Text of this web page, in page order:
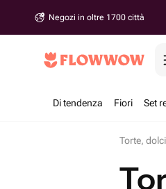
Negozi in oltre 1700 città
Di tendenza Fiori Set
Torte,